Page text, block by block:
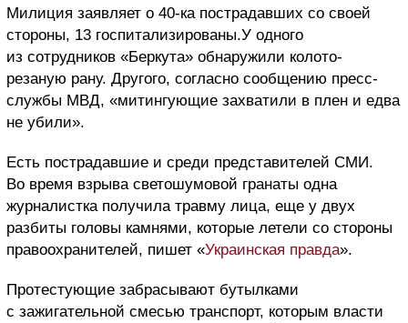
Милиция заявляет о 40-ка пострадавших со своей
стороны, 13 госпитализированы.У одного
из сотрудников «Беркута» обнаружили колото-
резаную рану. Другого, согласно сообщению пресс-
службы МВД, «митингующие захватили в плен и едва
не убили».
Есть пострадавшие и среди представителей СМИ.
Во время взрыва светошумовой гранаты одна
журналистка получила травму лица, еще у двух
разбиты головы камнями, которые летели со стороны
правоохранителей, пишет «Украинская правда».
Протестующие забрасывают бутылками
с зажигательной смесью транспорт, которым власти